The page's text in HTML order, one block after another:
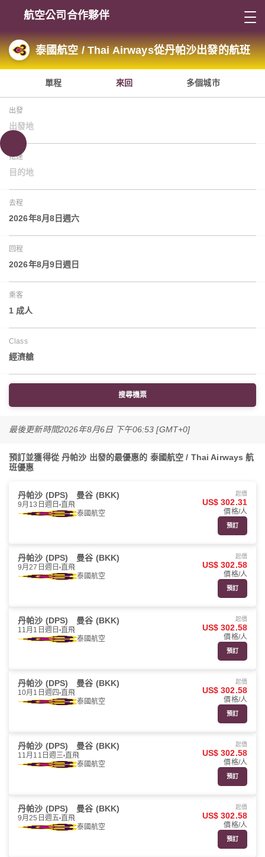
航空公司合作夥伴
泰國航空 / Thai Airways從丹帕沙出發的航班
單程 來回 多個城市
出發
出發地
抵達
目的地
去程
2026年8月8日週六
回程
2026年8月9日週日
乘客
1 成人
Class
經濟艙
搜尋機票
最後更新時間2026年8月6日 下午06:53 [GMT+0]
預訂並獲得從 丹帕沙 出發的最優惠的 泰國航空 / Thai Airways 航
班優惠
丹帕沙 (DPS) 曼谷 (BKK)
9月13日週日 直飛
泰國航空
起價
US$ 302.31
價格/人
預訂
丹帕沙 (DPS) 曼谷 (BKK)
9月27日週日 直飛
泰國航空
起價
US$ 302.58
價格/人
預訂
丹帕沙 (DPS) 曼谷 (BKK)
11月1日週日 直飛
泰國航空
起價
US$ 302.58
價格/人
預訂
丹帕沙 (DPS) 曼谷 (BKK)
10月1日週四 直飛
泰國航空
起價
US$ 302.58
價格/人
預訂
丹帕沙 (DPS) 曼谷 (BKK)
11月11日週三 直飛
泰國航空
起價
US$ 302.58
價格/人
預訂
丹帕沙 (DPS) 曼谷 (BKK)
9月25日週五 直飛
泰國航空
起價
US$ 302.58
價格/人
預訂